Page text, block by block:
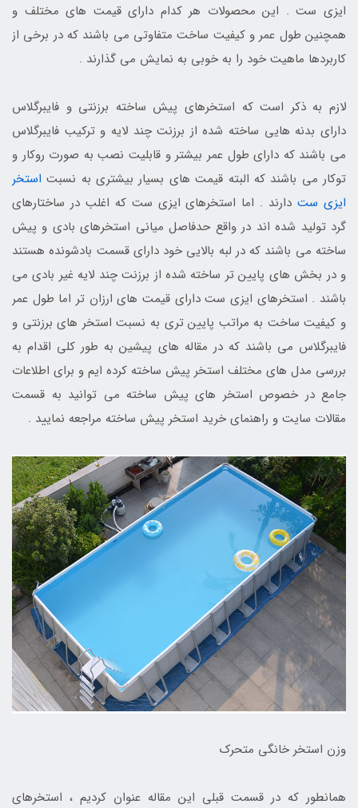
ایزی ست . این محصولات هر کدام دارای قیمت های مختلف و
همچنین طول عمر و کیفیت ساخت متفاوتی می باشند که در برخی از
کاربردها ماهیت خود را به خوبی به نمایش می گذارند .
لازم به ذکر است که استخرهای پیش ساخته برزنتی و فایبرگلاس
دارای بدنه هایی ساخته شده از برزنت چند لایه و ترکیب فایبرگلاس
می باشند که دارای طول عمر بیشتر و قابلیت نصب به صورت روکار و
توکار می باشند که البته قیمت های بسیار بیشتری به نسبت استخر
ایزی ستدارند . اما استخرهای ایزی ست که اغلب در ساختارهای
گرد تولید شده اند در واقع حدفاصل میانی استخرهای بادی و پیش
ساخته می باشند که در لبه بالایی خود دارای قسمت بادشونده هستند
و در بخش های پایین تر ساخته شده از برزنت چند لایه غیر بادی می
باشند . استخرهای ایزی ست دارای قیمت های ارزان تر اما طول عمر
و کیفیت ساخت به مراتب پایین تری به نسبت استخر های برزنتی و
فایبرگلاس می باشند که در مقاله های پیشین به طور کلی اقدام به
بررسی مدل های مختلف استخر پیش ساخته کرده ایم و برای اطلاعات
جامع در خصوص استخر های پیش ساخته می توانید به قسمت
مقالات سایت و راهنمای خرید استخر پیش ساخته مراجعه نمایید .
وزن استخر خانگی متحرک
همانطور که در قسمت قبلی این مقاله عنوان کردیم ، استخرهای